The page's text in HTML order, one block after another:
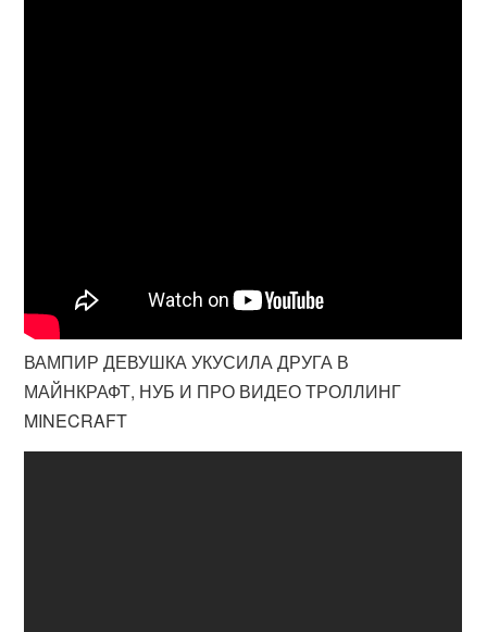
ВАМПИР ДЕВУШКА УКУСИЛА ДРУГА В
МАЙНКРАФТ, НУБ И ПРО ВИДЕО ТРОЛЛИНГ
MINECRAFT